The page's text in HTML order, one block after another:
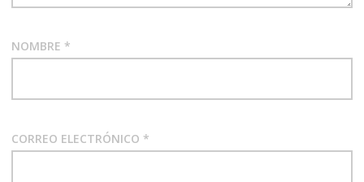
NOMBRE *
CORREO ELECTRÓNICO *